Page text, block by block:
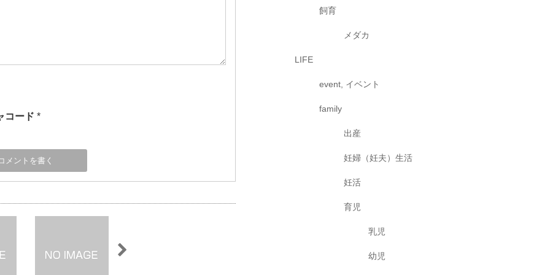
コード *
飼育
メダカ
LIFE
event, イベント
family
出産
妊婦（妊夫）生活
妊活
育児
乳児
幼児